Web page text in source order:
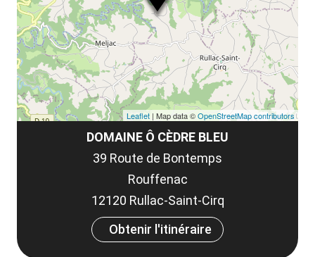
DOMAINE Ô CÈDRE BLEU
39 Route de Bontemps
Rouffenac
12120 Rullac-Saint-Cirq
Obtenir l'itinéraire
Leaflet | Map data ©OpenStreetMap contributors